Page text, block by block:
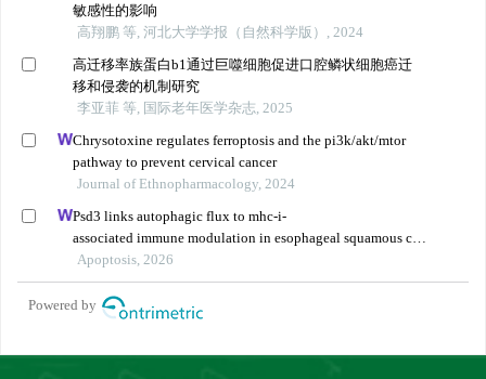
敏感性的影响
高翔鹏 等, 河北大学学报（自然科学版）, 2024
高迁移率族蛋白b1通过巨噬细胞促进口腔鳞状细胞癌迁
移和侵袭的机制研究
李亚菲 等, 国际老年医学杂志, 2025
Chrysotoxine regulates ferroptosis and the pi3k/akt/mtor
pathway to prevent cervical cancer
Journal of Ethnopharmacology, 2024
Psd3 links autophagic flux to mhc-i-
associated immune modulation in esophageal squamous cell
carcinoma
Apoptosis, 2026
Powered by